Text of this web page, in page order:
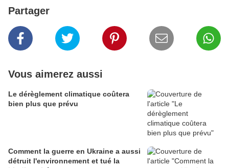
Partager
Vous aimerez aussi
Le dérèglement climatique coûtera
bien plus que prévu
Comment la guerre en Ukraine a aussi
détruit l'environnement et tué la